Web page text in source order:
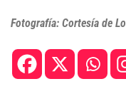
Fotografía: Cortesía de